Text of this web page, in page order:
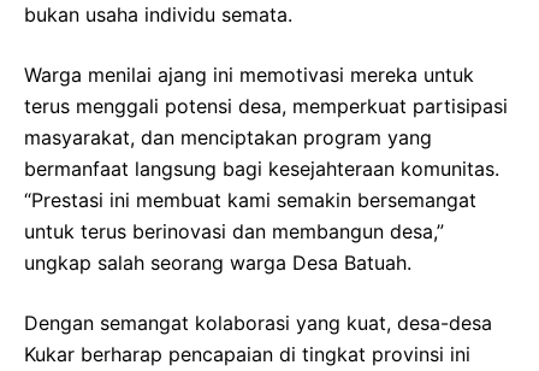
bukan usaha individu semata.
Warga menilai ajang ini memotivasi mereka untuk
terus menggali potensi desa, memperkuat partisipasi
masyarakat, dan menciptakan program yang
bermanfaat langsung bagi kesejahteraan komunitas.
“Prestasi ini membuat kami semakin bersemangat
untuk terus berinovasi dan membangun desa,”
ungkap salah seorang warga Desa Batuah.
Dengan semangat kolaborasi yang kuat, desa-desa
Kukar berharap pencapaian di tingkat provinsi ini